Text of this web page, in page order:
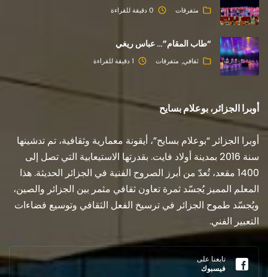
متفرقات 0 دقيقة للقراءة
“طاب المقام”… عباس ريغي
ثقافي متفرقات 1 دقيقة للقراءة
أوبرا الجزائر، بوعلام بسايح
أوبرا الجزائر “بوعلام بسايح”، أيقونة معمارية وثقافية، تم تدشينها
سنة 2016 بمدينة أولاد فايت. بقدرتها الاستيعابية التي تصل إلى
1400 مقعد، تُعدّ من أبرز الصروح الفنية في الجزائر الحديثة. هذا
المعلم المميز يُجسّد ثمرة تعاون ثقافي مثمر بين الجزائر والصين،
ويُجسّد طموح الجزائر في ترسيخ الفعل الثقافي وتوسيع فضاءات
التعبير الفني.
تابعنا على
فيسبوك